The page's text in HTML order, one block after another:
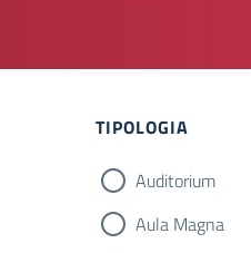
Filtri
TIPOLOGIA
Auditorium
Aula Magna